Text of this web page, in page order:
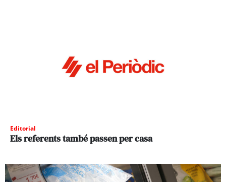
Editorial
Els referents també passen per casa